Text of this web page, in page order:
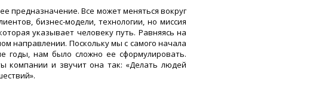
предназначение. Все может меняться вокруг
бизнес-модели, технологии, но миссия
указывает человеку путь. Равняясь на
направлении. Поскольку мы с самого начала
годы, нам было сложно ее сформулировать.
компании и звучит она так: «Делать людей